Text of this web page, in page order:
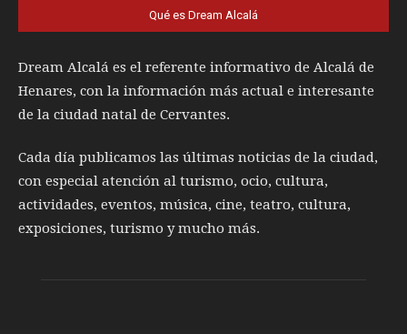
Qué es Dream Alcalá
Dream Alcalá es el referente informativo de Alcalá de
Henares, con la información más actual e interesante
de la ciudad natal de Cervantes.
Cada día publicamos las últimas noticias de la ciudad,
con especial atención al turismo, ocio, cultura,
actividades, eventos, música, cine, teatro, cultura,
exposiciones, turismo y mucho más.